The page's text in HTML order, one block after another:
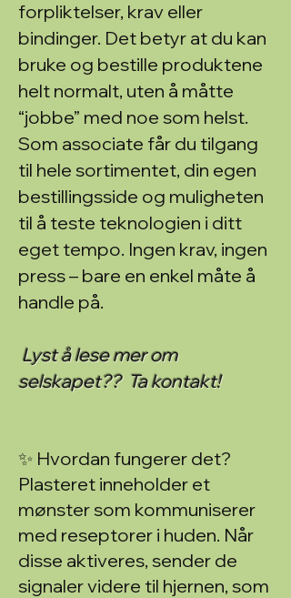
forpliktelser, krav eller
bindinger. Det betyr at du kan
bruke og bestille produktene
helt normalt, uten å måtte
“jobbe” med noe som helst.
Som associate får du tilgang
til hele sortimentet, din egen
bestillingsside og muligheten
til å teste teknologien i ditt
eget tempo. Ingen krav, ingen
press – bare en enkel måte å
handle på.
Lyst å lese mer om
selskapet?? Ta kontakt!
✨ Hvordan fungerer det?
Plasteret inneholder et
mønster som kommuniserer
med reseptorer i huden. Når
disse aktiveres, sender de
signaler videre til hjernen, som